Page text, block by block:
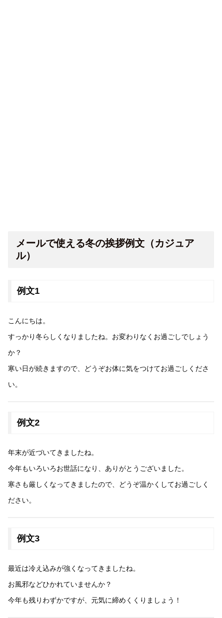
メールで使える冬の挨拶例文（カジュア
ル）
例文1
こんにちは。
すっかり冬らしくなりましたね。お変わりなくお過ごしでしょう
か？
寒い日が続きますので、どうぞお体に気をつけてお過ごしくださ
い。
例文2
年末が近づいてきましたね。
今年もいろいろお世話になり、ありがとうございました。
寒さも厳しくなってきましたので、どうぞ温かくしてお過ごしく
ださい。
例文3
最近は冷え込みが強くなってきましたね。
お風邪などひかれていませんか？
今年も残りわずかですが、元気に締めくくりましょう！